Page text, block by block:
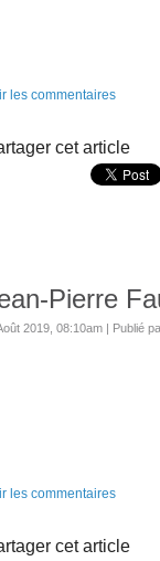
les commentaires
cet article
Pierre
2019, 08:10am | Publié
les commentaires
cet article